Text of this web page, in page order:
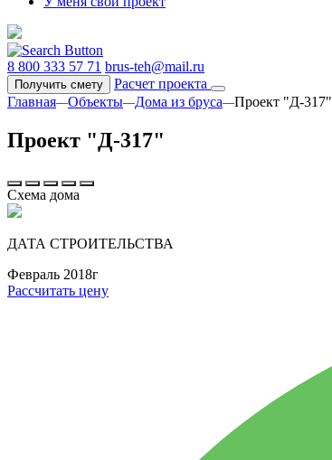
8 800 333 57 71 brus-teh@mail.ru
Получить смету
Расчет проекта
Главная—Объекты—Дома из бруса—Проект "Д-317"
Проект "Д-317"
Схема дома
ДАТА СТРОИТЕЛЬСТВА
Февраль 2018г
Рассчитать цену